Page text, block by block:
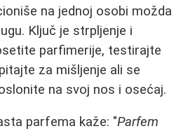
na jednoj osobi možda
Ključ je strpljenje i
parfimerije, testirajte
za mišljenje ali se
na svoj nos i osećaj.
parfema kaže: "Parfem